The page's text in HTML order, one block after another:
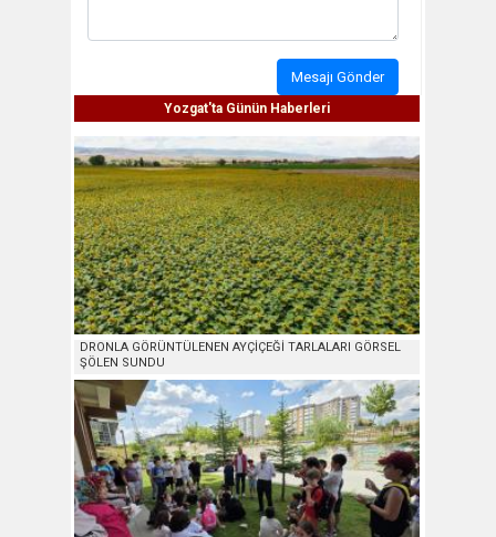
Mesajı Gönder
Yozgat'ta Günün Haberleri
DRONLA GÖRÜNTÜLENEN AYÇİÇEĞİ TARLALARI GÖRSEL
ŞÖLEN SUNDU